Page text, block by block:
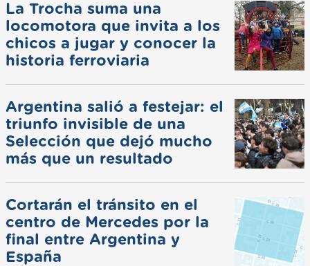
La Trocha suma una
locomotora que invita a los
chicos a jugar y conocer la
historia ferroviaria
Argentina salió a festejar: el
triunfo invisible de una
Selección que dejó mucho
más que un resultado
Cortarán el tránsito en el
centro de Mercedes por la
final entre Argentina y
España